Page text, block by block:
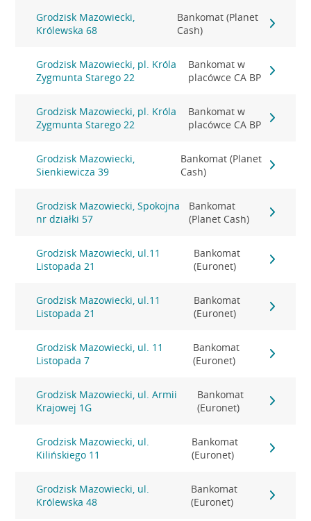
Grodzisk Mazowiecki,
Królewska 68
Bankomat (Planet
Cash)
Grodzisk Mazowiecki, pl. Króla
Zygmunta Starego 22
Bankomat w
placówce CA BP
Grodzisk Mazowiecki, pl. Króla
Zygmunta Starego 22
Bankomat w
placówce CA BP
Grodzisk Mazowiecki,
Sienkiewicza 39
Bankomat (Planet
Cash)
Grodzisk Mazowiecki, Spokojna
nr działki 57
Bankomat
(Planet Cash)
Grodzisk Mazowiecki, ul.11
Listopada 21
Bankomat
(Euronet)
Grodzisk Mazowiecki, ul.11
Listopada 21
Bankomat
(Euronet)
Grodzisk Mazowiecki, ul. 11
Listopada 7
Bankomat
(Euronet)
Grodzisk Mazowiecki, ul. Armii
Krajowej 1G
Bankomat
(Euronet)
Grodzisk Mazowiecki, ul.
Kilińskiego 11
Bankomat
(Euronet)
Grodzisk Mazowiecki, ul.
Królewska 48
Bankomat
(Euronet)